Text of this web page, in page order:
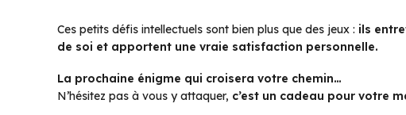
Ces petits défis intellectuels sont bien plus que des jeux : ils
de soi et apportent une vraie satisfaction personnelle.
La prochaine énigme qui croisera votre chemin…
N’hésitez pas à vous y attaquer, c’est un cadeau pour votre